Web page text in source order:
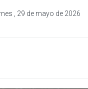
, 29 de mayo de 2026